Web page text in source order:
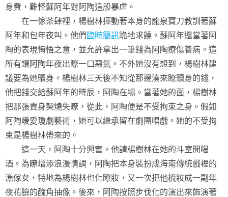
身費，難怪蘇阿年對阿陶這般暴虐。
在一傢茶肆裡，楊樹林揮動著本身的龍泉寶刀教訓著蘇
阿年和包年夜叫。他們 臨時簡訊跪地求饒。蘇阿年還當著阿
陶的表現悔悟之意，並允許拿出一筆錢為阿陶療傷養病。這
所有讓阿陶年夜出瞭一口惡氣。不外她沒有想到，楊樹林建
議要為她贖身。楊樹林三天後不知從那邊湊來瞭贖身的錢，
他把錢交給蘇阿年的時辰，阿陶在場。當著她的面，楊樹林
把那張賣身契燒失瞭，從此，阿陶便是不受拘束之身。假如
阿陶暖愛瓊劇藝術，她可以繼承留在劇團唱戲。她的不受拘
束是楊樹林帶來的。
這一天，阿陶十分興奮。他請楊樹林在她的斗室間喝
酒。為瞭增添浪漫情調，阿陶把本身裝扮成海南傳統戲裡的
漁傢女，特地為楊樹林也化瞭妝，又一次把他梳妝成一副年
夜花臉的醜角抽像。後來，阿陶按照步伐化的演出來飾演著